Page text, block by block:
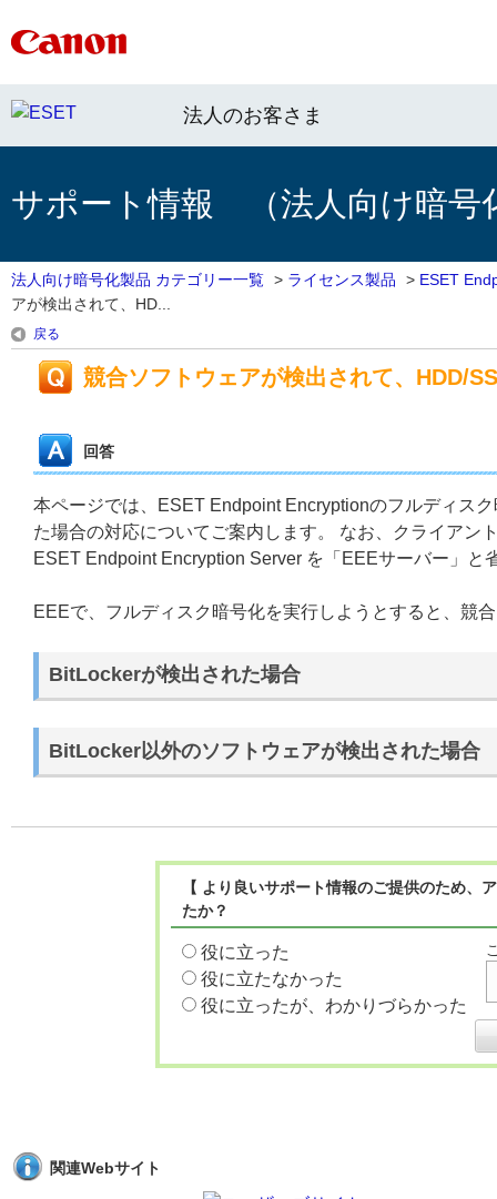
法人のお客さま
サポート情報 （法人向け暗号
法人向け暗号化製品 カテゴリー一覧 > ライセンス製品 > ESET
アが検出されて、HD...
戻る
競合ソフトウェアが検出されて、HDD/
回答
本ページでは、ESET Endpoint Encryptionのフルディス
た場合の対応についてご案内します。 なお、クライア
ESET Endpoint Encryption Server を「EEEサーバー」と
EEEで、フルディスク暗号化を実行しようとすると、競
BitLockerが検出された場合
BitLocker以外のソフトウェアが検出された場合
【 より良いサポート情報のご提供のため
たか？
役に立った
役に立たなかった
役に立ったが、わかりづらかった
関連Webサイト